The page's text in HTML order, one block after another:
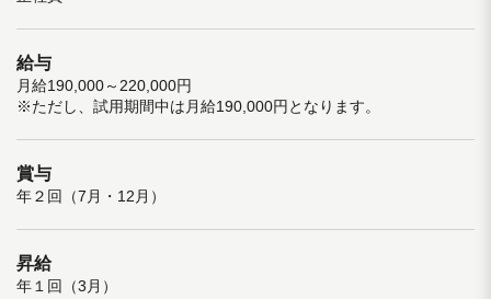
給与
月給190,000～220,000円
※ただし、試用期間中は月給190,000円となります。
賞与
年２回（7月・12月）
昇給
年１回（3月）